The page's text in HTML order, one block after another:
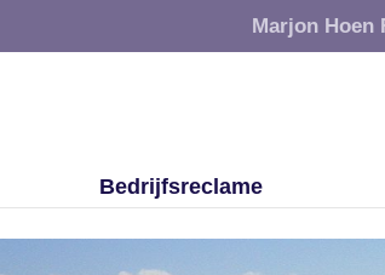
Marjon Hoen
Bedrijfsreclame